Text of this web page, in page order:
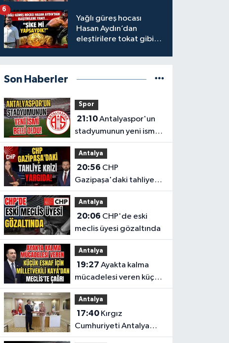
Yağlı güreş hocası
Hasan Aydın’dan
eleştirilere tokat gibi
6
Son Haberler
Spor
21:10Antalyaspor'un
stadyumunun yeni ismi
belli oldu!
Antalya
20:56
Gazipaşa'daki tahliye
krizi yargıda!
Antalya
20:06
meclis üyesi gözaltında
Antalya
19:27
mücadelesi veren küçük
esnaf için Milletvekili
Kaya'dan Meclis'te
çağrı
Antalya
17:40Kırgız
Cumhuriyeti Antalya
Başkonsolosu’ndan